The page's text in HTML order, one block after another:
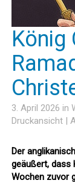
König
3. April 2026 in
Druckansicht |
Der
geäußert, dass
Wochen zuvor